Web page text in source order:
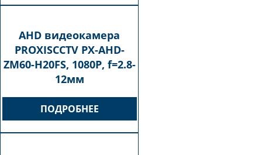
AHD видеокамера
PROXISCCTV PX-AHD-
ZM60-H20FS, 1080P, f=2.8-
12мм
ПОДРОБНЕЕ